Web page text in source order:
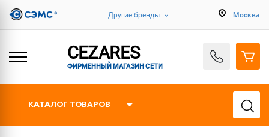
Другие бренды Москва
CEZARES
ФИРМЕННЫЙ МАГАЗИН СЕТИ
КАТАЛОГ ТОВАРОВ